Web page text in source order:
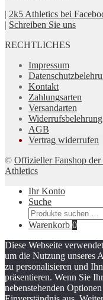
| 2k5 Athletics bei
| Schreiben Sie uns
RECHTLICHES
Impressum
Kontakt
Zahlungsarten
Versandarten
Widerrufsbelehrung
AGB
Vertrag widerrufen
© Offizieller Fanshop
Athletics
Ihr Konto
Suche
Suchen
nach:
Warenkorb 0
Diese Webseite
um die Nutzung unseres
zu personalisieren und
präsentieren. Wenn Sie
nebenstehenden